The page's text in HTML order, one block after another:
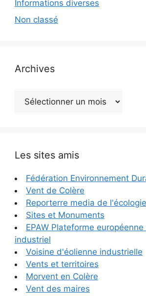
Informations diverses
Non classé
Archives
Archives
Les sites amis
Fédération Environnement
Vent de Colère
Reporterre media de l'écologie
Sites et Monuments
EPAW Plateforme
industriel
Voisine d'éolienne industrielle
Vents et territoires
Morvent en Colère
Vent des maires